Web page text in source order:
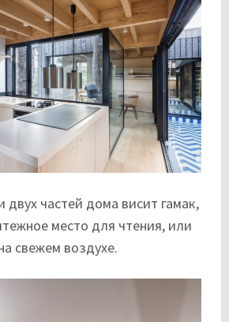
частей дома висит гамак,
место для чтения, или
свежем воздухе.